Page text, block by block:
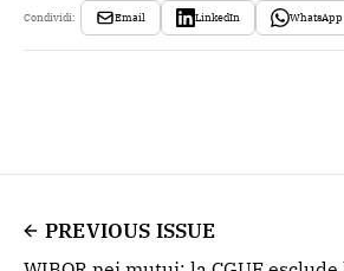
Condividi: Email LinkedIn WhatsApp
PREVIOUS ISSUE